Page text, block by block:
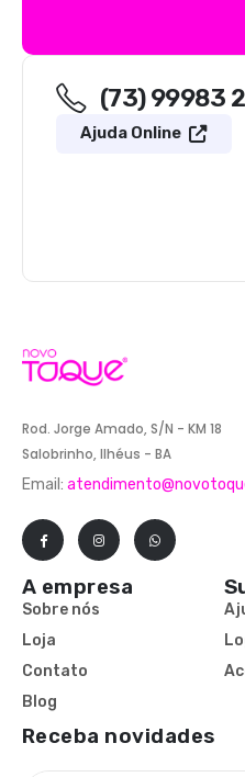
(73) 99983
Ajuda Online
Rod. Jorge Amado, S/N - KM 18
Salobrinho, Ilhéus - BA
Email:
A empresa
Sobre nós
Loja
Contato
Blog
Receba novidades